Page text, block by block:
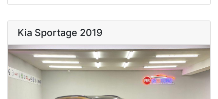
Kia Sportage 2019